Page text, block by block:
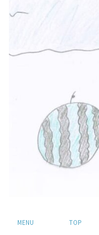
めちゃく
MENU TOP